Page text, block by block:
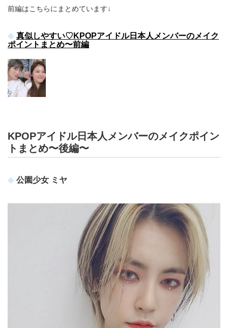
前編はこちらにまとめています↓
真似しやすい♡KPOPアイドル日本人メンバーのメイク
ポイントまとめ〜前編
KPOPアイドル日本人メンバーのメイクポイン
トまとめ〜後編〜
公園少女 ミヤ